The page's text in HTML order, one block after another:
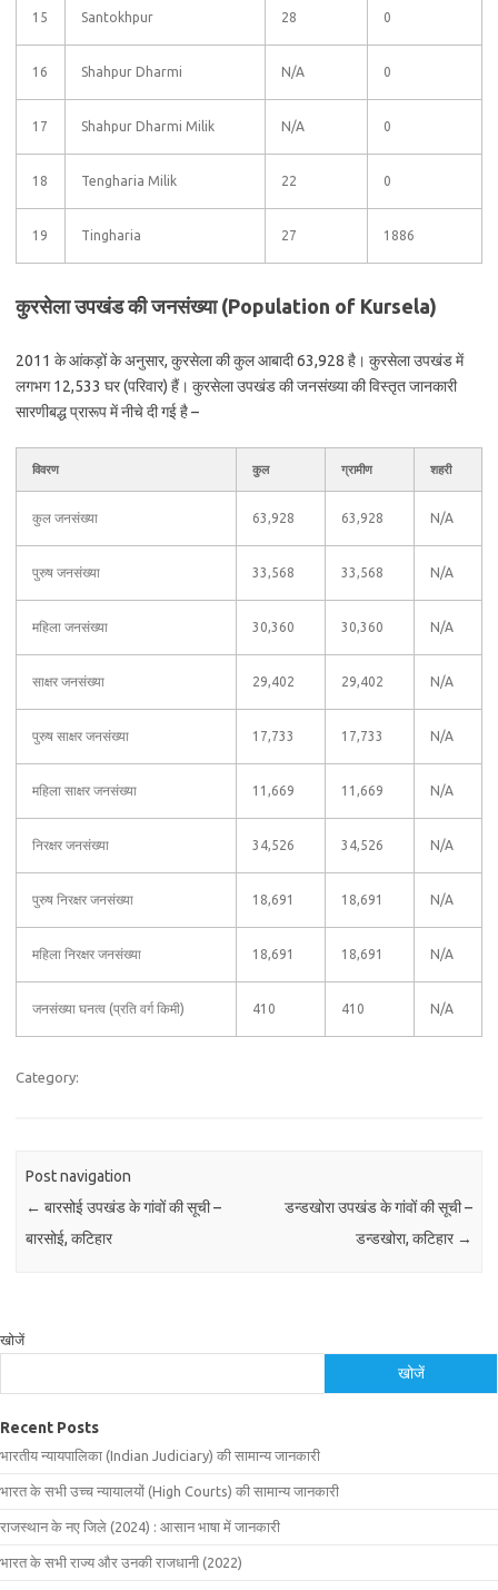
15 Santokhpur 28 0
16 Shahpur Dharmi N/A 0
17 Shahpur Dharmi Milik N/A 0
18 Tengharia Milik 22 0
19 Tingharia 27 1886
कुरसेला उपखंड की जनसंख्या (Population of Kursela)
2011 के आंकड़ों के अनुसार, कुरसेला की कुल आबादी 63,928 है। कुरसेला उपखंड में
लगभग 12,533 घर (परिवार) हैं। कुरसेला उपखंड की जनसंख्या की विस्तृत जानकारी
सारणीबद्ध प्रारूप में नीचे दी गई है –
विवरण कुल ग्रामीण शहरी
कुल जनसंख्या 63,928 63,928 N/A
पुरुष जनसंख्या 33,568 33,568 N/A
महिला जनसंख्या 30,360 30,360 N/A
साक्षर जनसंख्या 29,402 29,402 N/A
पुरुष साक्षर जनसंख्या 17,733 17,733 N/A
महिला साक्षर जनसंख्या 11,669 11,669 N/A
निरक्षर जनसंख्या 34,526 34,526 N/A
पुरुष निरक्षर जनसंख्या 18,691 18,691 N/A
महिला निरक्षर जनसंख्या 18,691 18,691 N/A
जनसंख्या घनत्व (प्रति वर्ग किमी) 410 410 N/A
Category:
Post navigation
← बारसोई उपखंड के गांवों की सूची –
बारसोई, कटिहार
डन्डखोरा उपखंड के गांवों की सूची –
डन्डखोरा, कटिहार →
खोजें
खोजें
Recent Posts
भारतीय न्यायपालिका (Indian Judiciary) की सामान्य जानकारी
भारत के सभी उच्च न्यायालयों (High Courts) की सामान्य जानकारी
राजस्थान के नए जिले (2024) : आसान भाषा में जानकारी
भारत के सभी राज्य और उनकी राजधानी (2022)